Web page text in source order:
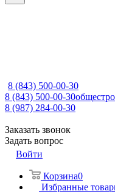
8 (843) 500-00-30
8 (843) 500-00-30
8 (987) 284-00-30
Заказать звонок
Задать вопрос
Войти
Корзина0
Избранные